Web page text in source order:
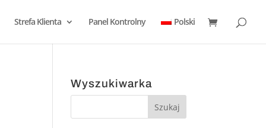
Strefa Klienta Panel Kontrolny Polski
Wyszukiwarka